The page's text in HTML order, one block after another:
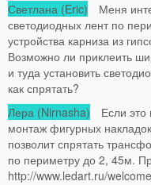
Светлана (Eric) Меня
светодиодных лент по
устройства карниза из
Возможно ли приклеить
и туда установить
как спрятать?
Лера (Nirnasha) Если это
монтаж фигурных
позволит спрятать
по периметру до 2, 45м.
http://www.ledart.ru/